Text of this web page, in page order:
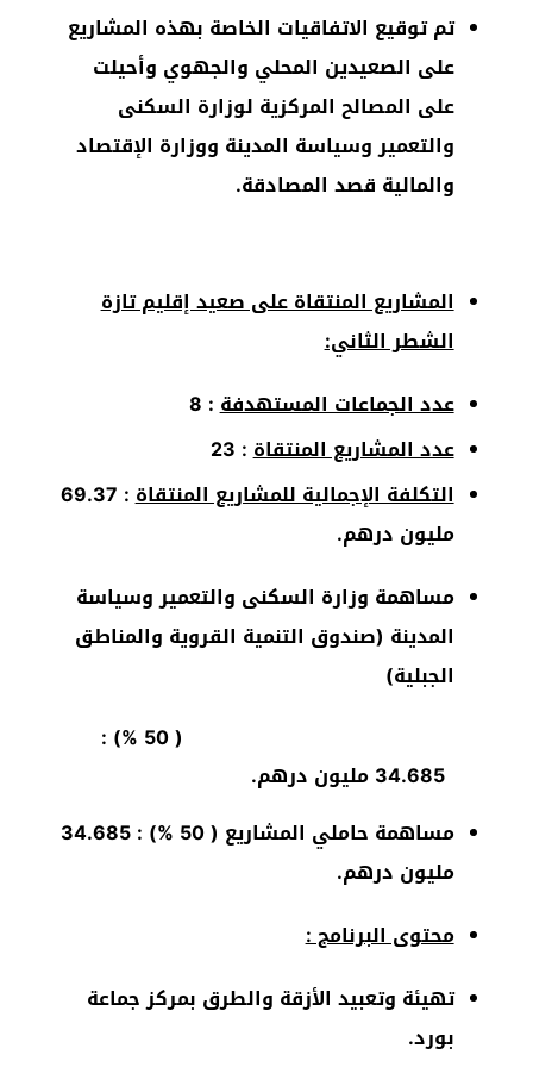
تم توقيع الاتفاقيات الخاصة بهذه المشاريع
على الصعيدين المحلي والجهوي وأحيلت
على المصالح المركزية لوزارة السكنى
والتعمير وسياسة المدينة ووزارة الإقتصاد
والمالية قصد المصادقة.
المشاريع المنتقاة على صعيد إقليم تازة
الشطر الثاني:
عدد الجماعات المستهدفة: 8
عدد المشاريع المنتقاة: 23
التكلفة الإجمالية للمشاريع المنتقاة : 69.37
مليون درهم.
مساهمة وزارة السكنى والتعمير وسياسة
المدينة (صندوق التنمية القروية والمناطق
الجبلية)
( 50
%
) :
34.685 مليون درهم.
مساهمة حاملي المشاريع ( 50
%
) : 34.685
مليون درهم.
محتوى البرنامج :
تهيئة وتعبيد الأزقة والطرق بمركز جماعة
بورد.